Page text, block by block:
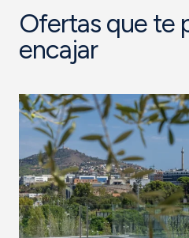
Ofertas que te
encajar